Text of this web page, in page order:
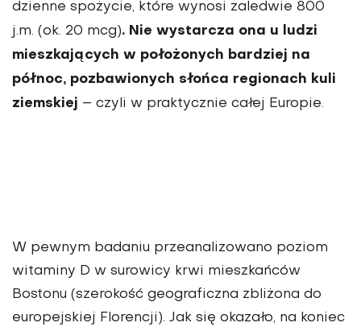
dzienne spożycie, które wynosi zaledwie 800
j.m. (ok. 20 mcg). Nie wystarcza ona u ludzi
mieszkających w położonych bardziej na
północ, pozbawionych słońca regionach kuli
ziemskiej – czyli w praktycznie całej Europie.
W pewnym badaniu przeanalizowano poziom
witaminy D w surowicy krwi mieszkańców
Bostonu (szerokość geograficzna zbliżona do
europejskiej Florencji). Jak się okazało, na koniec